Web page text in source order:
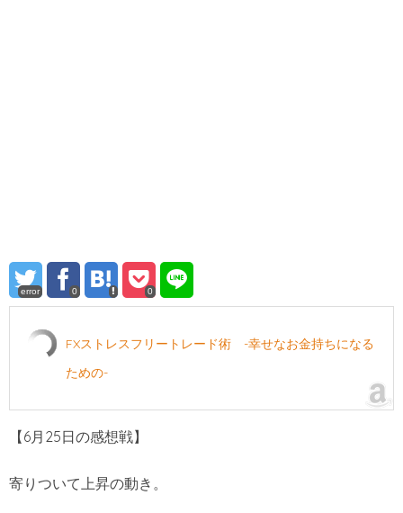
error 0 0
FXストレスフリートレード術 -幸せなお金持ちになる
ための-
【6月25日の感想戦】
寄りついて上昇の動き。